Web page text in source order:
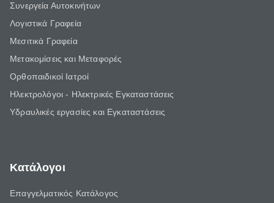
Συνεργεία Αυτοκινήτων
Λογιστικά Γραφεία
Μεσιτικά Γραφεία
Μετακομίσεις και Μεταφορές
Ορθοπαιδικοί Ιατροί
Ηλεκτρολόγοι - Ηλεκτρικές Εγκαταστάσεις
Υδραυλικές εργασίες και Εγκαταστάσεις
Κατάλογοι
Επαγγελματικός Κατάλογος